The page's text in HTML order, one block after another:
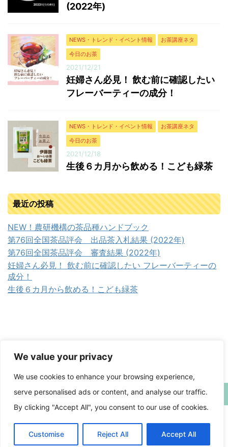
We value your privacy
We use cookies to enhance your browsing experience,
serve personalised ads or content, and analyse our traffic.
By clicking "Accept All", you consent to our use of cookies.
Customise Reject All Accept All
(2022年)
NEWS・トレンド・イベント情報
お茶講座ネタ
今日のお茶
2021/12/21
妊婦さん必見！ 飲む前に確認したい
フレーバーティーの成分！
NEWS・トレンド・イベント情報
お茶講座ネタ
今日のお茶
2021/12/18
生後６カ月から飲める！こども緑茶
最近の投稿
NEW！農研機構の茶品種ハンドブック
第76回全国茶品評会 出品茶入札結果 (2022年)
第76回全国茶品評会 審査結果 (2022年)
妊婦さん必見！ 飲む前に確認したい フレーバーティーの
成分！
生後６カ月から飲める！こども緑茶
Copyright© 日本茶備忘録 , 2026 All Rights Reserved Powered by